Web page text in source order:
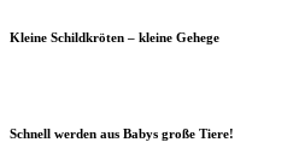
Kleine Schildkröten – kleine Gehege
Schnell werden aus Babys große Tiere!